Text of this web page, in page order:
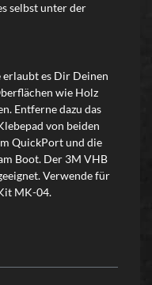
selbst unter der
es Dir Deinen
wie Holz
Entferne dazu das
von beiden
QuickPort und die
Boot. Der 3M VHB
Verwende für
MK-04.